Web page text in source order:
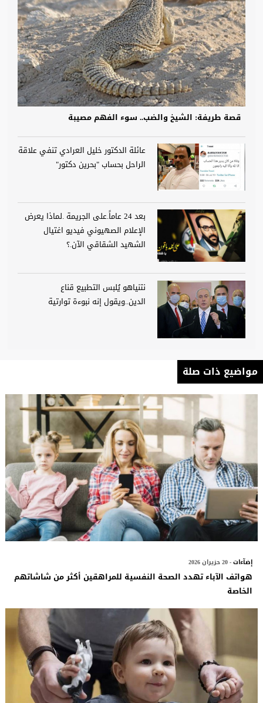
قصة طريفة: الشيخ والضب.. سوء الفهم مصيبة
عائلة الدكتور خليل العرادي تنفي علاقة
الراحل بحساب "بحرين دكتور"
بعد 24 عاماً.على الجريمة .لماذا يعرض
الإعلام الصهيوني فيديو اغتيال
الشهيد الشقاقي الآن.؟
نتنياهو يُلبس التطبيع قناع
الدين..ويقول إنه نبوءة توارتية
مواضيع ذات صلة
إضآءات- 20 حزيران 2026
هواتف الآباء تهدد الصحة النفسية للمراهقين أكثر من شاشاتهم
الخاصة